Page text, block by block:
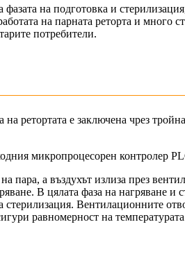
на подготовка и
на парната реторта и много
потребители.
ретортата е заключена чрез
микропроцесорен контролер
пара, а въздухът излиза през
В цялата фаза на нагряване и
Вентилационните
равномерност на